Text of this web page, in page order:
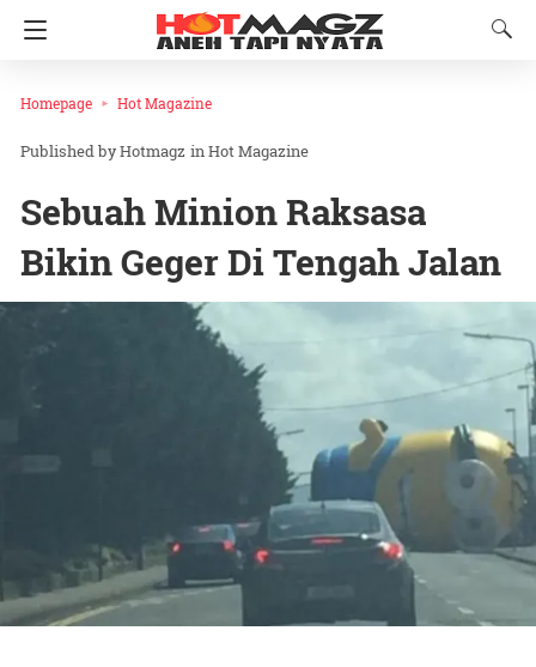
Homepage Hot Magazine
Hotmagz inHot Magazine
Sebuah Minion Raksasa
Bikin Geger Di Tengah Jalan